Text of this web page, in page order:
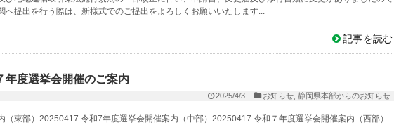
へ提出を行う際は、新様式でのご提出をよろしくお願いいたします...
記事を読む
度選挙会開催のご案内
2025/4/3 お知らせ ,静岡県本部からのお知らせ
（東部）20250417 令和7年度選挙会開催案内（中部）20250417 令和７年度選挙会開催案内（西部）